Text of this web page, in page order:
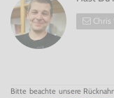
Chris
Bitte beachte unsere